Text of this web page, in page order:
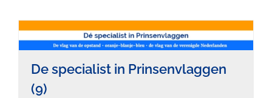
De specialist in Prinsenvlaggen
(9)